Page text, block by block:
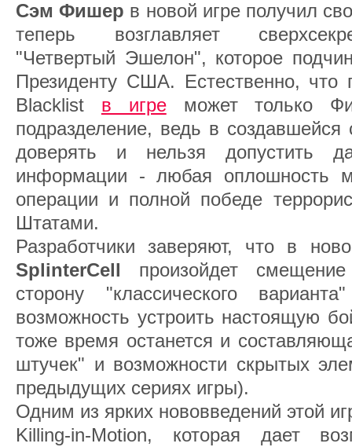
Сэм Фишер в новой игре получил
теперь возглавляет
"Четвертый Эшелон", которое
Президенту США. Естественно, что
Blacklist в игреможет только
подразделение, ведь в создавшейся
доверять и нельзя допустить
информации - любая оплошность
операции и полной победе
Штатами.
Разработчики заверяют, что в
SplinterCell произойдет
сторону "классического
возможность устроить настоящую
тоже время останется и
штучек" и возможности скрытых
предыдущих сериях игры).
Одним из ярких нововведений этой
Killing-in-Motion, которая дает